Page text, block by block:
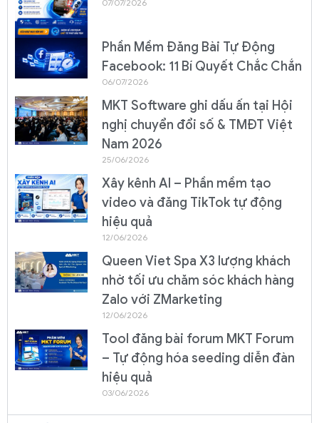
07/07/2026
Phần Mềm Đăng Bài Tự Động
Facebook: 11 Bí Quyết Chắc Chắn
06/07/2026
MKT Software ghi dấu ấn tại Hội
nghị chuyển đổi số & TMĐT Việt
Nam 2026
25/06/2026
Xây kênh AI – Phần mềm tạo
video và đăng TikTok tự động
hiệu quả
12/06/2026
Queen Viet Spa X3 lượng khách
nhờ tối ưu chăm sóc khách hàng
Zalo với ZMarketing
12/06/2026
Tool đăng bài forum MKT Forum
– Tự động hóa seeding diễn đàn
hiệu quả
03/06/2026